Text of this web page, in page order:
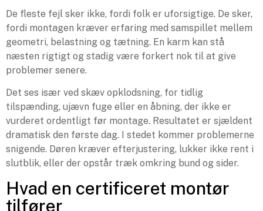
De fleste fejl sker ikke, fordi folk er uforsigtige. De sker,
fordi montagen kræver erfaring med samspillet mellem
geometri, belastning og tætning. En karm kan stå
næsten rigtigt og stadig være forkert nok til at give
problemer senere.
Det ses især ved skæv opklodsning, for tidlig
tilspænding, ujævn fuge eller en åbning, der ikke er
vurderet ordentligt før montage. Resultatet er sjældent
dramatisk den første dag. I stedet kommer problemerne
snigende. Døren kræver efterjustering, lukker ikke rent i
slutblik, eller der opstår træk omkring bund og sider.
Hvad en certificeret montør
tilfører